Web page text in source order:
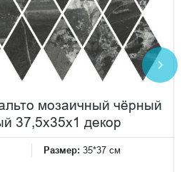
мозаичный чёрный
37,5x35x1 декор
Размер: 35*37 см